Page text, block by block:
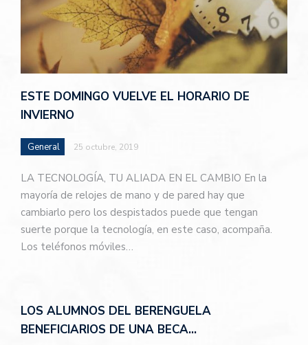
ESTE DOMINGO VUELVE EL HORARIO DE
INVIERNO
General 25 octubre, 2019
LA TECNOLOGÍA, TU ALIADA EN EL CAMBIO En la
mayoría de relojes de mano y de pared hay que
cambiarlo pero los despistados puede que tengan
suerte porque la tecnología, en este caso, acompaña.
Los teléfonos móviles…
LOS ALUMNOS DEL BERENGUELA
BENEFICIARIOS DE UNA BECA…